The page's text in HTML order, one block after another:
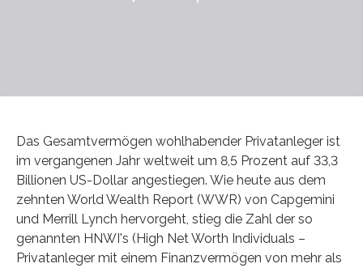
Das Gesamtvermögen wohlhabender Privatanleger ist
im vergangenen Jahr weltweit um 8,5 Prozent auf 33,3
Billionen US-Dollar angestiegen. Wie heute aus dem
zehnten World Wealth Report (WWR) von Capgemini
und Merrill Lynch hervorgeht, stieg die Zahl der so
genannten HNWI's (High Net Worth Individuals –
Privatanleger mit einem Finanzvermögen von mehr als